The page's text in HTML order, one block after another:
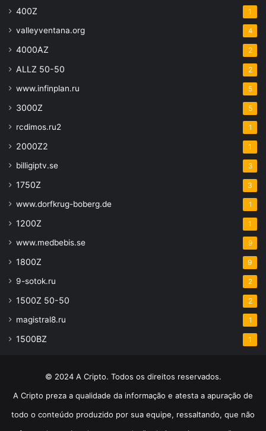
400Z 1
valleyventana.org 4
4000AZ 2
ALLZ 50-50 2
www.infinplan.ru 5
3000Z 5
rcdimos.ru2 1
2000Z2 1
billigiptv.se 3
1750Z 3
www.dorfkrug-boberg.de 1
1200Z 1
www.medbebis.se 9
1800Z 9
9-sotok.ru 2
1500Z 50-50 2
magistral8.ru 1
1500BZ 1
© 2024 A Cripto. Todos os direitos reservados.
A Cripto preza a qualidade da informação e atesta a apuração de
todo o conteúdo produzido por sua equipe, ressaltando, que não